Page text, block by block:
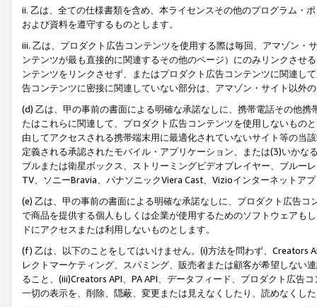
ii. 乙は、全ての仕様書類を含め、本ライセンスその他のプログラム・
および資料を遵守するものとします。
iii. 乙は、プロダクト広告コンテンツを使用する際は毎回、アマゾン
ンテンツが最も直接的に関連するその他のページ）にのみリンクさせ
ンテンツをリンクさせず、またはプロダクト広告コンテンツに関連し
告コンテンツに密接に関連していない部分は、アマゾン・サイト以外
(d) 乙は、甲の事前の書面による明確な承諾なしに、携帯電話その他
たはこれらに関連して、プロダクト広告コンテンツを使用しないもの
由してアクセスされる携帯端末用に最適化されていないサイト等の当
定義される承認されたモバイル・アプリケーション、または(3)いか
ブルまたは衛星ボックス、ストリーミングビデオプレイヤー、ブルー
TV、ソニーBravia、パナソニックViera Cast、Vizioインターネットア
(e) 乙は、甲の事前の書面による明確な承諾なしに、プロダクト広告
で商品を提供する個人もしくは企業が使用するためのソフトウェアも
ドにアクセスまたは利用しないものとします。
(f) 乙は、以下のことをしてはいけません。(i)方法を問わず、Creators
レクトマーケティング、スパミング、販売者または顧客が希望しない
ること、(iii)Creators API、PA API、データフィード、プロダクト広告
一切の表示を、削除、隠蔽、変更または見えなくしたり、読めなくし